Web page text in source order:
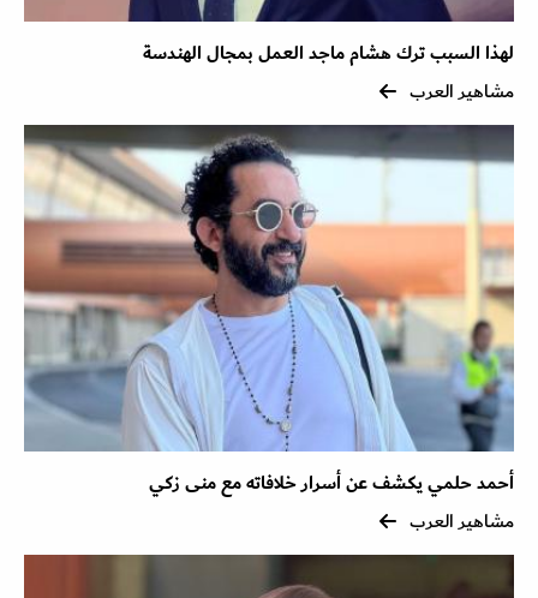
لهذا السبب ترك هشام ماجد العمل بمجال الهندسة
مشاهير العرب
أحمد حلمي يكشف عن أسرار خلافاته مع منى زكي
مشاهير العرب